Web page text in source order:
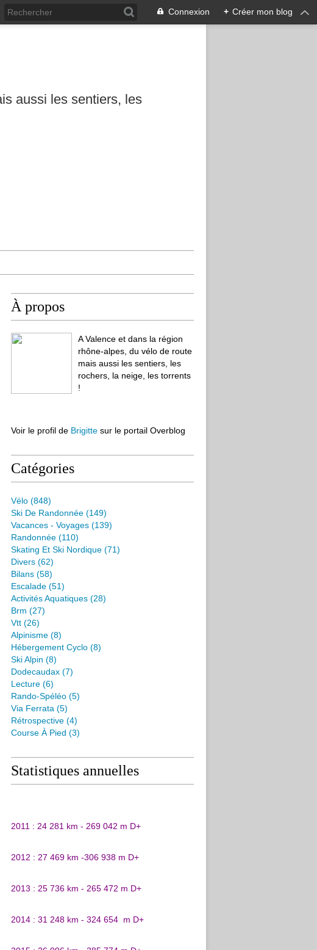
Connexion + Créer mon blog
aussi les sentiers, les
À propos
A Valence et dans la région
rhône-alpes, du vélo de route
mais aussi les sentiers, les
rochers, la neige, les torrents
!
Voir le profil de Brigitte sur le portail Overblog
Catégories
Vélo (848)
Ski De Randonnée (149)
Vacances - Voyages (139)
Randonnée (110)
Skating Et Ski Nordique (71)
Divers (62)
Bilans (58)
Escalade (51)
Activités Aquatiques (28)
Brm (27)
Vtt (26)
Alpinisme (8)
Hébergement Cyclo (8)
Ski Alpin (8)
Dodecaudax (7)
Lecture (6)
Rando-Spéléo (5)
Via Ferrata (5)
Rétrospective (4)
Course À Pied (3)
Statistiques annuelles
2011 : 24 281 km - 269 042 m D+
2012 : 27 469 km -306 938 m D+
2013 : 25 736 km - 265 472 m D+
2014 : 31 248 km - 324 654 m D+